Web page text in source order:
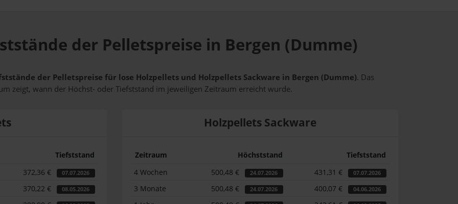
der Pelletspreise in Bergen (Dumme)
der Pelletspreise für lose Holzpellets und Holzpellets Sackware in Bergen (Dumme). Das
zeigt, wann der Höchst- oder Tiefststand im jeweiligen Zeitraum erreicht wurde.
Tiefststand
372,36 € 07.07.2026
370,22 € 08.05.2026
Holzpellets Sackware
Zeitraum Höchststand
Tiefststand
4 Wochen
500,48 € 24.07.2026 431,31 € 07.07.2026
3 Monate 500,48 € 24.07.2026 400,07 € 04.06.2026